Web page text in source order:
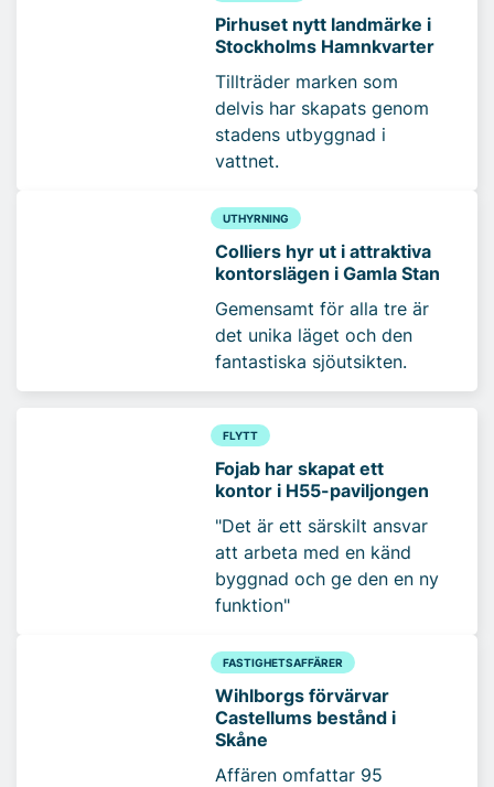
Pirhuset nytt landmärke i
Stockholms Hamnkvarter
Tillträder marken som
delvis har skapats genom
stadens utbyggnad i
vattnet.
UTHYRNING
Colliers hyr ut i attraktiva
kontorslägen i Gamla Stan
Gemensamt för alla tre är
det unika läget och den
fantastiska sjöutsikten.
FLYTT
Fojab har skapat ett
kontor i H55-paviljongen
"Det är ett särskilt ansvar
att arbeta med en känd
byggnad och ge den en ny
funktion"
FASTIGHETSAFFÄRER
Wihlborgs förvärvar
Castellums bestånd i
Skåne
Affären omfattar 95